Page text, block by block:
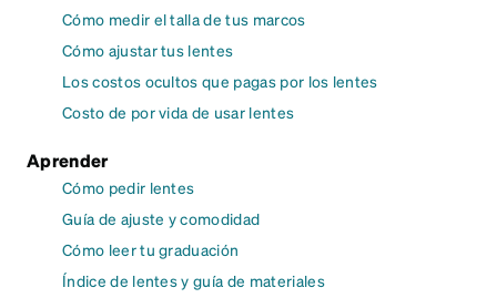
Cómo medir el talla de tus marcos
Cómo ajustar tus lentes
Los costos ocultos que pagas por los lentes
Costo de por vida de usar lentes
Aprender
Cómo pedir lentes
Guía de ajuste y comodidad
Cómo leer tu graduación
Índice de lentes y guía de materiales